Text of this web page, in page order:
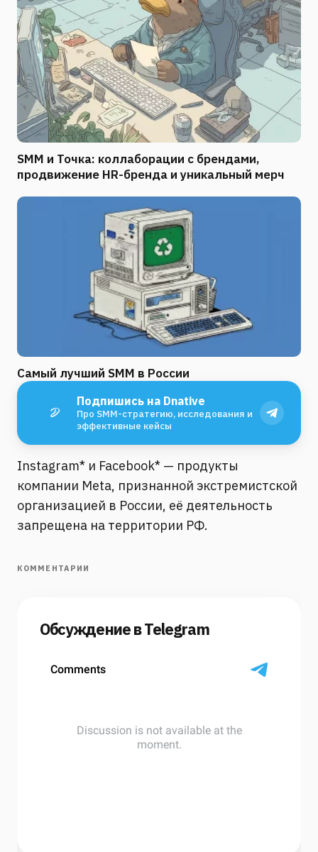
SMM и Точка: коллаборации с брендами,
продвижение HR-бренда и уникальный мерч
Самый лучший SMM в России
Подпишись на Dnative
Про SMM-стратегию, исследования и
эффективные кейсы
Instagram* и Facebook* — продукты
компании Meta, признанной экстремистской
организацией в России, её деятельность
запрещена на территории РФ.
КОММЕНТАРИИ
Обсуждение в Telegram